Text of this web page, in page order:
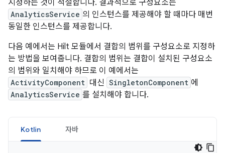
지정하는 것이 적절합니다. 결과적으로 구성요소는
AnalyticsService 의 인스턴스를 제공해야 할 때마다 매번
동일한 인스턴스를 제공합니다.
다음 예에서는 Hilt 모듈에서 결합의 범위를 구성요소로 지정하
는 방법을 보여줍니다. 결합의 범위는 결합이 설치된 구성요소
의 범위와 일치해야 하므로 이 예에서는
ActivityComponent 대신 SingletonComponent 에
AnalyticsService 를 설치해야 합니다.
Kotlin 자바